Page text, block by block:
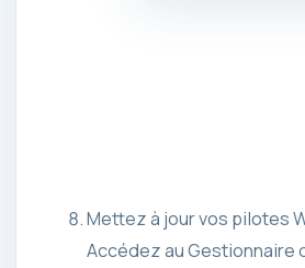
Mettez à jour vos pilotes
Accédez au Gestionnaire